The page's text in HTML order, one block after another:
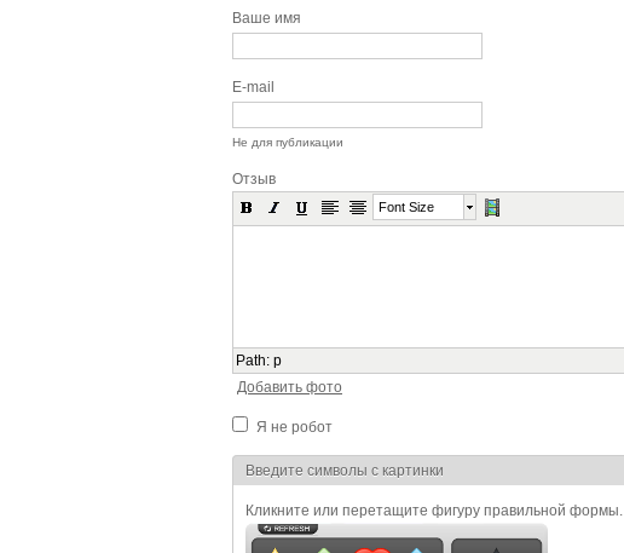
Ваше имя
E-mail
Не для публикации
Отзыв
Font Size
Path: p
Добавить фото
Я не робот
Я спамер
Введите символы с картинки
Кликните или перетащите фигуру правильной формы.